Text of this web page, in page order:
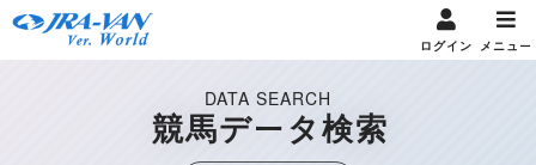
ログイン メニュー
DATA SEARCH
競馬データ検索